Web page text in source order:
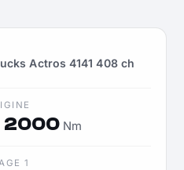
Actros 4141 408 ch
2000Nm
1